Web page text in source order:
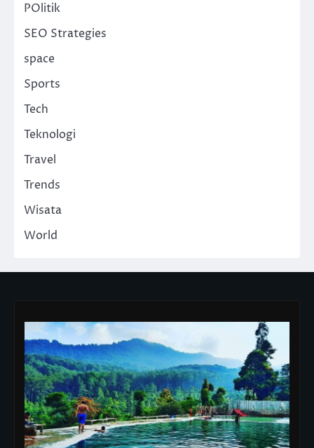
POlitik
SEO Strategies
space
Sports
Tech
Teknologi
Travel
Trends
Wisata
World